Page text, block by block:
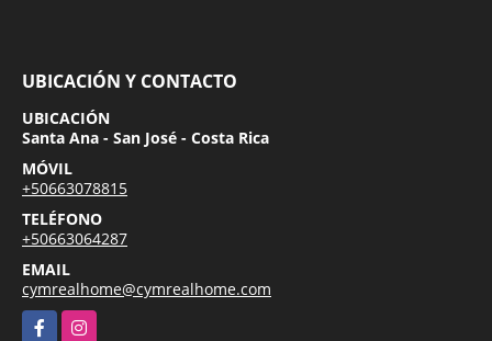
UBICACIÓN Y CONTACTO
UBICACIÓN
Santa Ana - San José - Costa Rica
MÓVIL
+50663078815
TELÉFONO
+50663064287
EMAIL
cymrealhome@cymrealhome.com
FacebookInstagram